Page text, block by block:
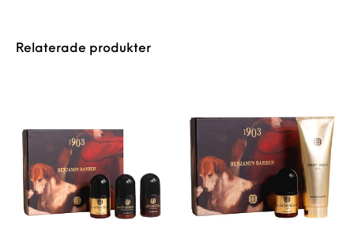
Relaterade produkter